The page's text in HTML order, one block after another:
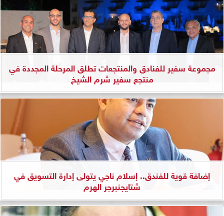
مجموعة سفير للفنادق والمنتجعات تطلق المرحلة المجددة في
منتجع سفير شرم الشيخ
إضافة قوية للفندق.. إسلام ناجي يتولى إدارة التسويق في
شتايجنبرجر الهرم